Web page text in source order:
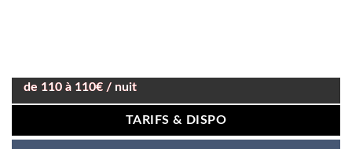
de 110 à 110€ / nuit
TARIFS & DISPO